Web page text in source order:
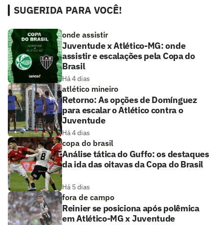
SUGERIDA PARA VOCÊ!
onde assistir
Juventude x Atlético-MG: onde
assistir e escalações pela Copa do
Brasil
Há 4 dias
atlético mineiro
Retorno: As opções de Domínguez
para escalar o Atlético contra o
Juventude
Há 4 dias
copa do brasil
Análise tática do Guffo: os destaques
da ida das oitavas da Copa do Brasil
Há 5 dias
fora de campo
Reinier se posiciona após polêmica
em Atlético-MG x Juventude